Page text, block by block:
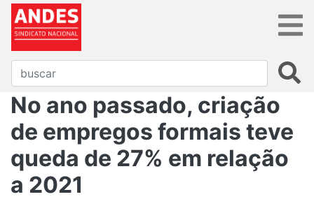
No ano passado, criação
de empregos formais teve
queda de 27% em relação
a 2021